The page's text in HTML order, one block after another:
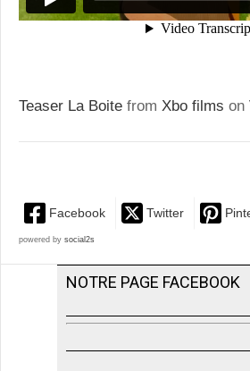
Teaser La Boite from Xbo films on
Facebook Twitter
powered by social2s
NOTRE PAGE FACEBOOK